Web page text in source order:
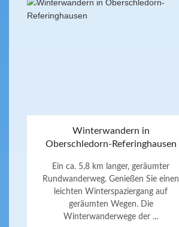
Winterwandern in
Oberschledorn-Referinghausen
Ein ca. 5,8 km langer, geräumter
Rundwanderweg. Genießen Sie einen
leichten Winterspaziergang auf
geräumten Wegen. Die
Winterwanderwege der ...